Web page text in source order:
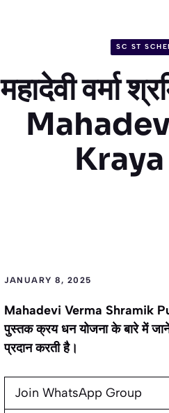
SC ST
महादेवी वर्मा
JANUARY 8, 2025
Mahadevi Verma Shramik
पुस्तक क्रय धन योजना के बारे में जानें
प्रदान करती है।
Join WhatsApp Group